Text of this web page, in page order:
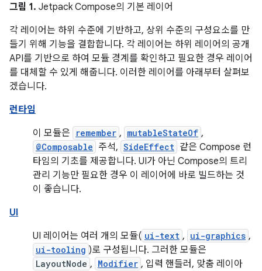
그림 1. Jetpack Compose의 기본 레이어
각 레이어는 하위 수준에 기반하고, 상위 수준의 구성요소를 만
들기 위해 기능을 결합합니다. 각 레이어는 하위 레이어의 공개
API를 기반으로 하여 모듈 경계를 확인하고 필요한 경우 레이어
를 대체할 수 있게 해줍니다. 이러한 레이어를 아래부터 살펴보
겠습니다.
런타임
이 모듈은
remember , mutableStateOf ,
@Composable 주석, SideEffect 같은 Compose 런
타임의 기초를 제공합니다. UI가 아닌 Compose의 트리
관리 기능만 필요한 경우 이 레이어에 바로 빌드하는 것
이 좋습니다.
UI
UI 레이어는 여러 개의 모듈( ui-text , ui-graphics ,
ui-tooling )로 구성됩니다. 그러한 모듈은
LayoutNode , Modifier , 입력 핸들러, 맞춤 레이아